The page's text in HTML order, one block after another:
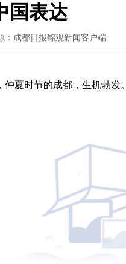
国表达
：成都日报锦观新闻客户端
夏时节的成都，生机勃发。